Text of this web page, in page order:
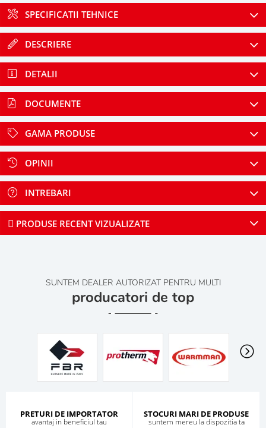
SPECIFICATII TEHNICE
DESCRIERE
DETALII
DOCUMENTE
GAMA PRODUSE
OPINII
INTREBARI
PRODUSE RECENT VIZUALIZATE
SUNTEM DEALER AUTORIZAT PENTRU MULTI
producatori de top
PRETURI DE IMPORTATOR
avantaj in beneficiul tau
STOCURI MARI DE PRODUSE
suntem mereu la dispozitia ta